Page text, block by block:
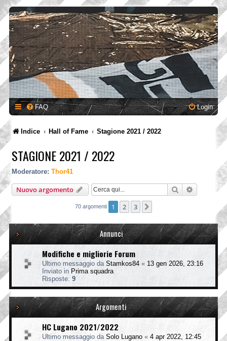
FAQ Login
Indice Hall of Fame Stagione 2021 / 2022
STAGIONE 2021 / 2022
Moderatore: Thor41
Nuovo argomento Cerca Ricerca
70 argomenti 1 2 3
Annunci
Modifiche e migliorie Forum
Ultimo messaggio da Stamkos84 « 13 gen 2026, 23:16
Inviato in Prima squadra
Risposte: 9
Argomenti
HC Lugano 2021/2022
Ultimo messaggio da Solo Lugano « 4 apr 2022, 12:45